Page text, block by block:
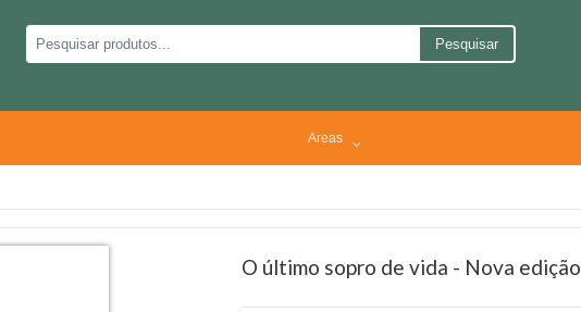
Pesquisar
Areas
O último sopro de vida - Nova edição